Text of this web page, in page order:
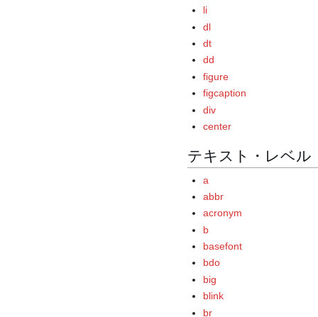
li
dl
dt
dd
figure
figcaption
div
center
テキスト・レベル
a
abbr
acronym
b
basefont
bdo
big
blink
br